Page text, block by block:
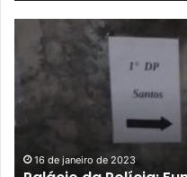
16 de janeiro de 2023